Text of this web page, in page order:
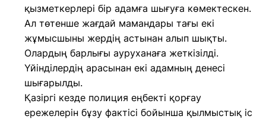
қызметкерлері бір адамға шығуға көмектескен.
Ал төтенше жағдай мамандары тағы екі
жұмысшыны жердің астынан алып шықты.
Олардың барлығы ауруханаға жеткізілді.
Үйінділердің арасынан екі адамның денесі
шығарылды.
Қазіргі кезде полиция еңбекті қорғау
ережелерін бұзу фактісі бойынша қылмыстық іс